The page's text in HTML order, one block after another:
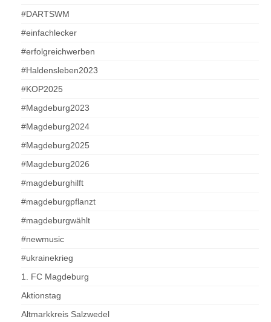
#DARTSWM
#einfachlecker
#erfolgreichwerben
#Haldensleben2023
#KOP2025
#Magdeburg2023
#Magdeburg2024
#Magdeburg2025
#Magdeburg2026
#magdeburghilft
#magdeburgpflanzt
#magdeburgwählt
#newmusic
#ukrainekrieg
1. FC Magdeburg
Aktionstag
Altmarkkreis Salzwedel